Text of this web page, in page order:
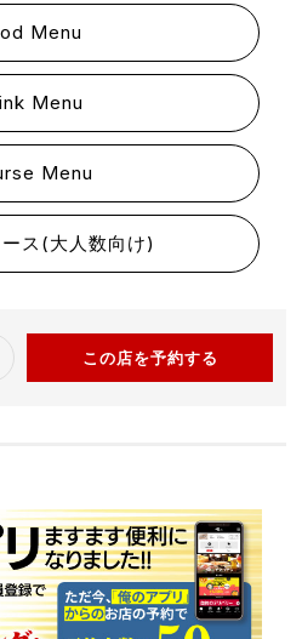
Menu
Menu
Menu
ス(大人数向け)
この店を予約する